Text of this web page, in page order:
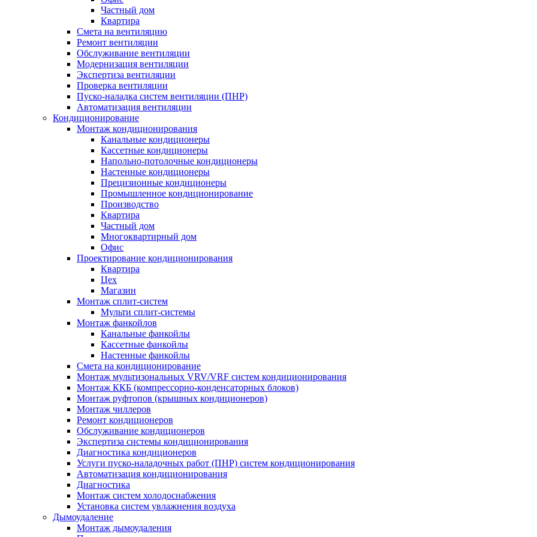
Частный дом
Квартира
Смета на вентиляцию
Ремонт вентиляции
Обслуживание вентиляции
Модернизация вентиляции
Экспертиза вентиляции
Проверка вентиляции
Пуско-наладка систем вентиляции (ПНР)
Автоматизация вентиляции
Кондиционирование
Монтаж кондиционирования
Канальные кондиционеры
Кассетные кондиционеры
Напольно-потолочные кондиционеры
Настенные кондиционеры
Прецизионные кондиционеры
Промышленное кондиционирование
Производство
Квартира
Частный дом
Многоквартирный дом
Офис
Проектирование кондиционирования
Квартира
Цех
Магазин
Монтаж сплит-систем
Мульти сплит-системы
Монтаж фанкойлов
Канальные фанкойлы
Кассетные фанкойлы
Настенные фанкойлы
Смета на кондиционирование
Монтаж мультизональных VRV/VRF систем кондиционирования
Монтаж ККБ (компрессорно-конденсаторных блоков)
Монтаж руфтопов (крышных кондиционеров)
Монтаж чиллеров
Ремонт кондиционеров
Обслуживание кондиционеров
Экспертиза системы кондиционирования
Диагностика кондиционеров
Услуги пуско-наладочных работ (ПНР) систем кондиционирования
Автоматизация кондиционирования
Диагностика
Монтаж систем холодоснабжения
Установка систем увлажнения воздуха
Дымоудаление
Монтаж дымоудаления